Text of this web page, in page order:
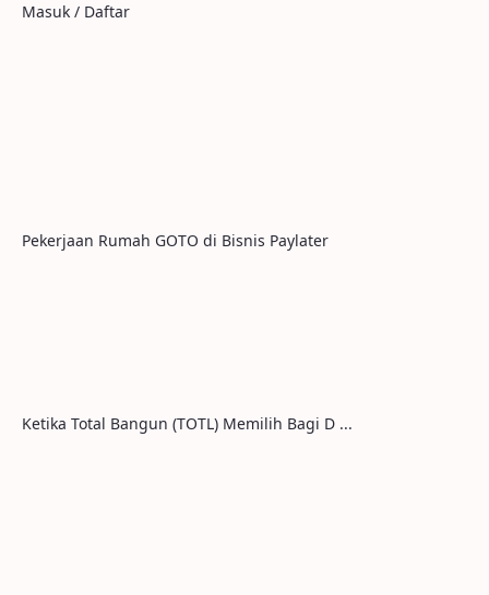
Masuk / Daftar
Pekerjaan Rumah GOTO di Bisnis Paylater
Ketika Total Bangun (TOTL) Memilih Bagi D ...